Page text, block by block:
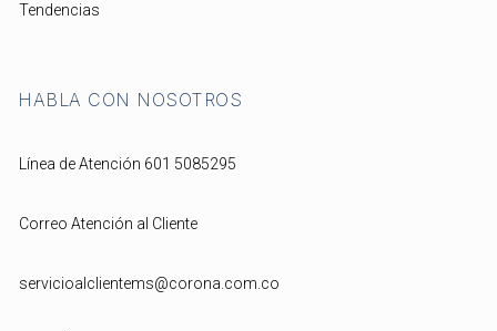
Tendencias
HABLA CON NOSOTROS
Línea de Atención 601 5085295
Correo Atención al Cliente
servicioalclientems@corona.com.co